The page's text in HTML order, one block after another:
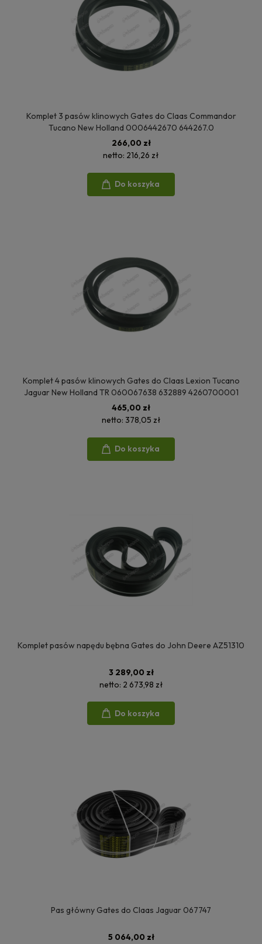
Komplet 3 pasów klinowych Gates do Claas Commandor
Tucano New Holland 0006442670 644267.0
266,00 zł
netto: 216,26 zł
Do koszyka
Komplet 4 pasów klinowych Gates do Claas Lexion Tucano
Jaguar New Holland TR 060067638 632889 4260700001
465,00 zł
netto: 378,05 zł
Do koszyka
Komplet pasów napędu bębna Gates do John Deere AZ51310
3 289,00 zł
netto: 2 673,98 zł
Do koszyka
Pas główny Gates do Claas Jaguar 067747
5 064,00 zł